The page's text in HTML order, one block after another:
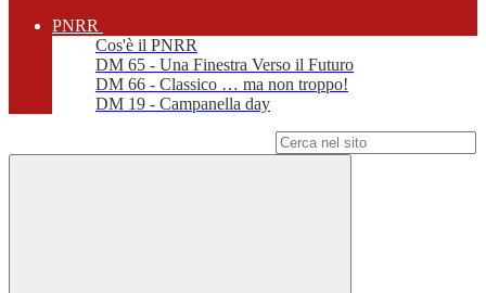
PNRR
Cos'è il PNRR
DM 65 - Una Finestra Verso il Futuro
DM 66 - Classico … ma non troppo!
DM 19 - Campanella day